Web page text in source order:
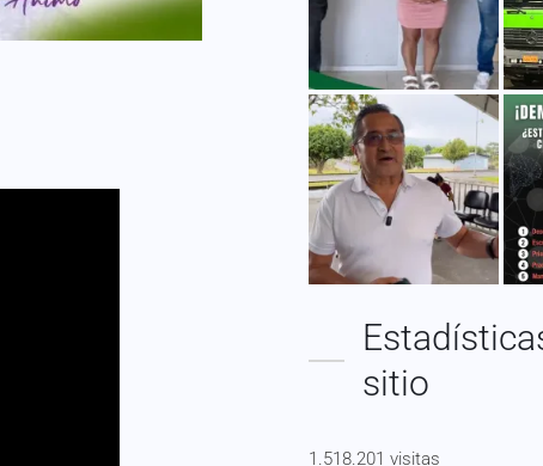
sitio
1.518.201 visitas